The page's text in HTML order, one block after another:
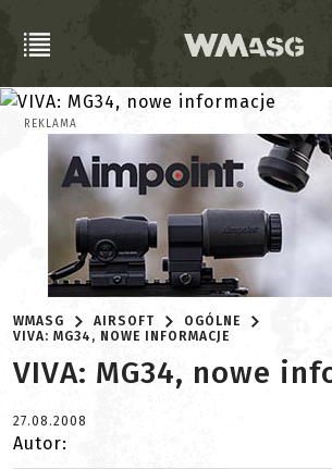
REKLAMA
WMASG AIRSOFT
OGÓLNE
VIVA: MG34, NOWE INFORMACJE
VIVA: MG34, nowe
27.08.2008
Autor: